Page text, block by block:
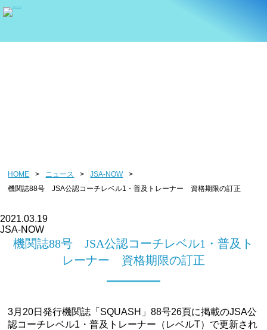
HOME > ニュース > JSA-NOW
>
機関誌88号 JSA公認コーチレベル1・普及トレーナー 資格期限の訂正
2021.03.19
JSA-NOW
機関誌88号 JSA公認コーチレベル1・普及ト
レーナー 資格期限の訂正
3月20日発行機関誌「SQUASH」88号26頁に掲載のJSA公
認コーチレベル1・普及トレーナー（レベルT）で更新され